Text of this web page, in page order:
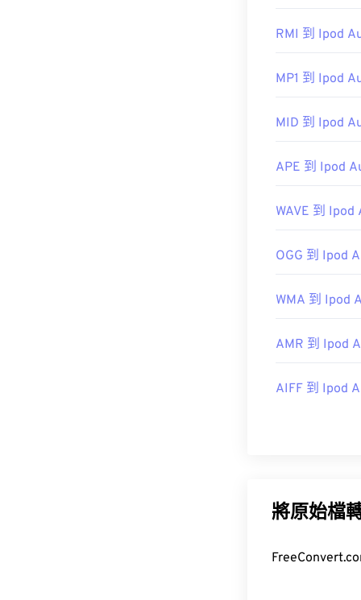
其他可以開啟
開發者： MIDI
實用連結：
RMI 到 Ipod
MP1 到 Ipod
MID 到 Ipod
APE 到 Ipod
WAVE 到 Ipod
OGG 到 Ipod
WMA 到 Ipod
AMR 到 Ipod
AIFF 到 Ipod
將原始檔